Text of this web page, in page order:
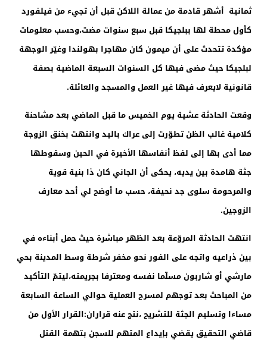
ثمانية أشهر قادمة من عمالة اللاكن قبل أن تجيء من فيلفورد
كأول محطة لها ببلجيكا قبل سبع سنوات مضت،وحسب معلومات
مؤكدة تتحدث على أن ميمون كان مهاجرا بهولندا وغيّر الوجهة
لبلجيكا حيث مضى فيها كل السنوات السبعة الماضية بصفة
قانونية لايعرف فيها غير العمل والمسجد والعائلة.
وقعت الحادثة عشية يوم الخميس ما قبل الماضي بعد مشاحنة
كلامية غالب الظن تطوّرت إلى عراك باليد وانتهت بخنق الزوجة
مما أدى بها إلى لفظ أنفاسها الأخيرة في الحين وسقوطها
جثة هامدة بين يديه، يحكى أن الجاني كان ذا بنية قوية
والمرحومة سلوى جد نحيفة، حسب ما أوضح لي أحد معارف
الزوجين.
انتهت الحادثة المروّعة بعد الظهر مباشرة حيث حمل أبناءه في
بين ذراعيه واتجه على الفور نحو مخفر شرطة وسط المدينة بحي
مارشي أو شاربون مسلّما نفسه ومعترفا بجريمته،ليتمّ التأكيد
من المباحث بعد توجهم لمسرح العملية حوالي الساعة السابعة
مساءا وتسليم الجثة للتشريح ،نتج عنه قراران:القرار الأول من
قاضي التحقيق يقضي بإيداع المتهم للسجن بتهمة القتل